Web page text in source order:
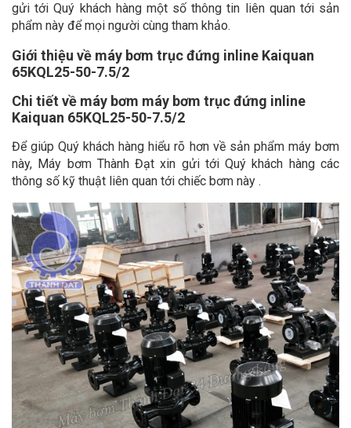
gửi tới Quý khách hàng một số thông tin liên quan tới sản
phẩm này để mọi người cùng tham khảo.
Giới thiệu về máy bơm trục đứng inline Kaiquan
65KQL25-50-7.5/2
Chi tiết về máy bơm máy bơm trục đứng inline
Kaiquan 65KQL25-50-7.5/2
Để giúp Quý khách hàng hiểu rõ hơn về sản phẩm máy bơm
này, Máy bơm Thành Đạt xin gửi tới Quý khách hàng các
thông số kỹ thuật liên quan tới chiếc bơm này .